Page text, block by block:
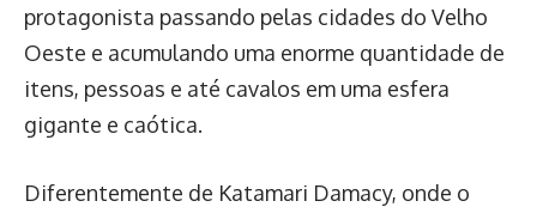
protagonista passando pelas cidades do Velho
Oeste e acumulando uma enorme quantidade de
itens, pessoas e até cavalos em uma esfera
gigante e caótica.
Diferentemente de Katamari Damacy, onde o